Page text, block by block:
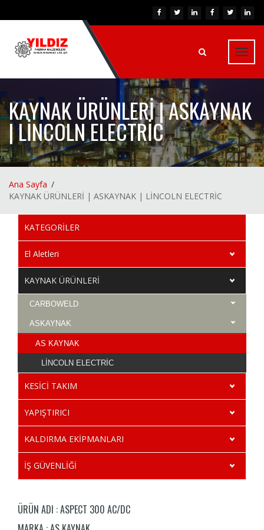
KAYNAK ÜRÜNLERİ | ASKAYNAK
| LİNCOLN ELECTRİC
Ana Sayfa
KAYNAK ÜRÜNLERİ | ASKAYNAK | LİNCOLN ELECTRİC
KATEGORİLER
El Aletleri
KAYNAK ÜRÜNLERİ
CARBOWELD
ASKAYNAK
AS KAYNAK
LİNCOLN ELECTRİC
KESİCİ TAKIM
YAPIŞTIRICI
KALDIRMA EKİPMANLARI
İŞ GÜVENLİĞİ
ÜRÜN ADI :ASPECT 300 AC/DC